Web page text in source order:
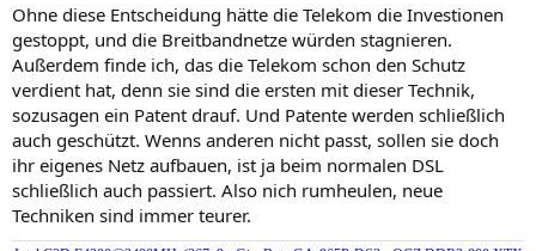
Ohne diese Entscheidung hätte die Telekom die Investionen
gestoppt, und die Breitbandnetze würden stagnieren.
Außerdem finde ich, das die Telekom schon den Schutz
verdient hat, denn sie sind die ersten mit dieser Technik,
sozusagen ein Patent drauf. Und Patente werden schließlich
auch geschützt. Wenns anderen nicht passt, sollen sie doch
ihr eigenes Netz aufbauen, ist ja beim normalen DSL
schließlich auch passiert. Also nich rumheulen, neue
Techniken sind immer teurer.